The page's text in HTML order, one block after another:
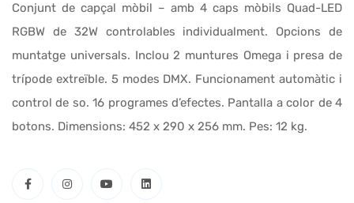
Conjunt de capçal mòbil – amb 4 caps mòbils Quad-LED
RGBW de 32W controlables individualment. Opcions de
muntatge universals. Inclou 2 muntures Omega i presa de
trípode extreïble. 5 modes DMX. Funcionament automàtic i
control de so. 16 programes d’efectes. Pantalla a color de 4
botons. Dimensions: 452 x 290 x 256 mm. Pes: 12 kg.